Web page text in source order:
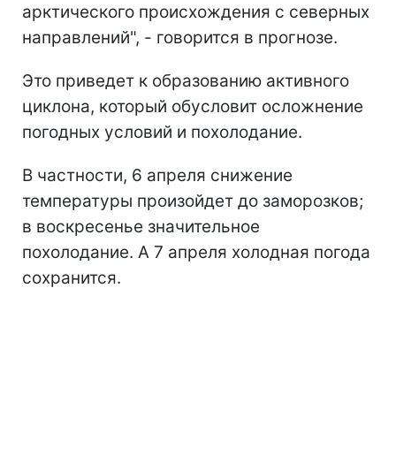
арктического происхождения с северных
направлений", - говорится в прогнозе.
Это приведет к образованию активного
циклона, который обусловит осложнение
погодных условий и похолодание.
В частности, 6 апреля снижение
температуры произойдет до заморозков;
в воскресенье значительное
похолодание. А 7 апреля холодная погода
сохранится.